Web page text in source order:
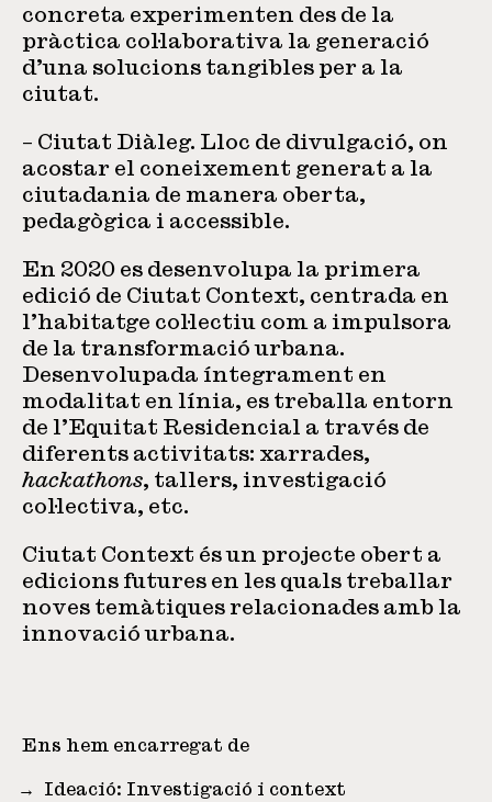
concreta experimenten des de la
pràctica col·laborativa la generació
d’una solucions tangibles per a la
ciutat.
– Ciutat Diàleg. Lloc de divulgació, on
acostar el coneixement generat a la
ciutadania de manera oberta,
pedagògica i accessible.
En 2020 es desenvolupa la primera
edició de Ciutat Context, centrada en
l’habitatge col·lectiu com a impulsora
de la transformació urbana.
Desenvolupada íntegrament en
modalitat en línia, es treballa entorn
de l’Equitat Residencial a través de
diferents activitats: xarrades,
hackathons, tallers, investigació
col·lectiva, etc.
Ciutat Context és un projecte obert a
edicions futures en les quals treballar
noves temàtiques relacionades amb la
innovació urbana.
Ens hem encarregat de
Ideació: Investigació i context